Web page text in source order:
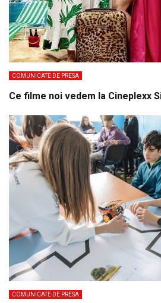
COMUNICATE DE PRESA
Ce filme noi vedem la Cineplexx
COMUNICATE DE PRESA